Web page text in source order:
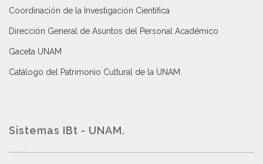
Coordinación de la Investigación Científica
Dirección General de Asuntos del Personal Académico
Gaceta UNAM
Catálogo del Patrimonio Cultural de la UNAM.
Sistemas IBt - UNAM.